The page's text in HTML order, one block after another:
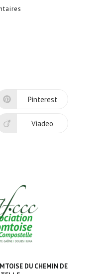
Pinterest
Viadeo
DU CHEMIN DE